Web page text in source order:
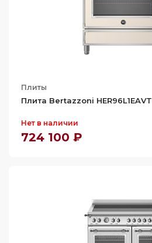
Плиты
Плита Bertazzoni HER96L1EAVT
Нет в наличии
724 100 ₽